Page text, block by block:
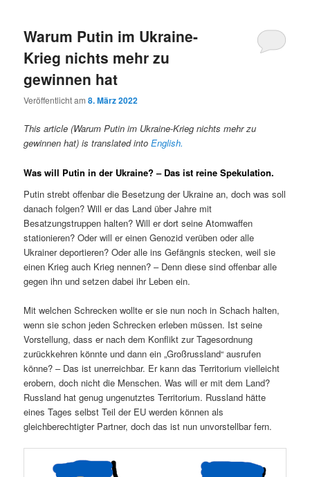
Warum Putin im Ukraine-
Krieg nichts mehr zu
gewinnen hat
Veröffentlicht am8. März 2022
This article (Warum Putin im Ukraine-Krieg nichts mehr zu
gewinnen hat) is translated intoEnglish.
Was will Putin in der Ukraine? – Das ist reine Spekulation.
Putin strebt offenbar die Besetzung der Ukraine an, doch was soll
danach folgen? Will er das Land über Jahre mit
Besatzungstruppen halten? Will er dort seine Atomwaffen
stationieren? Oder will er einen Genozid verüben oder alle
Ukrainer deportieren? Oder alle ins Gefängnis stecken, weil sie
einen Krieg auch Krieg nennen? – Denn diese sind offenbar alle
gegen ihn und setzen dabei ihr Leben ein.
Mit welchen Schrecken wollte er sie nun noch in Schach halten,
wenn sie schon jeden Schrecken erleben müssen. Ist seine
Vorstellung, dass er nach dem Konflikt zur Tagesordnung
zurückkehren könnte und dann ein „Großrussland“ ausrufen
könne? – Das ist unerreichbar. Er kann das Territorium vielleicht
erobern, doch nicht die Menschen. Was will er mit dem Land?
Russland hat genug ungenutztes Territorium. Russland hätte
eines Tages selbst Teil der EU werden können als
gleichberechtigter Partner, doch das ist nun unvorstellbar fern.